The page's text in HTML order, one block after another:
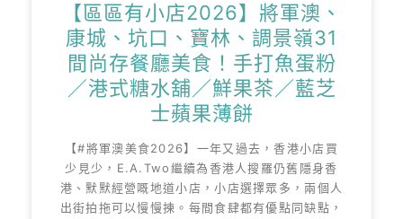
【區區有小店2026】將軍澳、
康城、坑口、寶林、調景嶺31
間尚存餐廳美食！手打魚蛋粉
／港式糖水舖／鮮果茶／藍芝
士蘋果薄餅
【#將軍澳美食2026】一年又過去，香港小店買
少見少，E.A.Two繼續為香港人搜羅仍舊隱身香
港、默默經營嘅地道小店，小店選擇眾多，兩個人
出街拍拖可以慢慢揀。每間食肆都有優點同缺點，